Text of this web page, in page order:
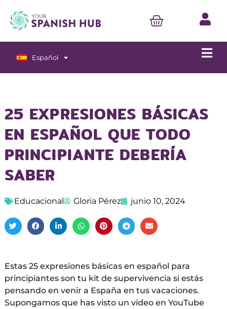
Español
English
25 EXPRESIONES BÁSICAS
EN ESPAÑOL QUE TODO
PRINCIPIANTE DEBERÍA
SABER
Educacional Gloria Pérez junio 10, 2024
Estas 25 expresiones básicas en español para
principiantes son tu kit de supervivencia si estás
pensando en venir a España en tus vacaciones.
Supongamos que has visto un vídeo en YouTube